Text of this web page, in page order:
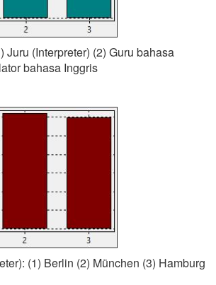
Juru (Interpreter) (2) Guru bahasa
bahasa Inggris
(1) Berlin (2) München (3) Hamburg